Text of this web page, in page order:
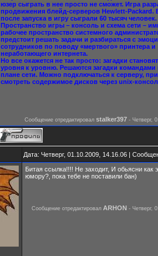
юзер сыграть в нее просто не сможет. Игра
продвижения блейд-серверов Hewlett-Packard.
после запуска в игру сыграли 60 тысяч человек.
Пространство игры – консоль и схема сети –
рабочее пространство системного
предстоит решать задачи и разбираться с
сотрудников по поводу «мертвого» принтера и
неработающего интернета.
Но все окажется не так просто: загадки
уровня к уровню. Решаются загадки командами
плане сети. Можно подключаться к серверу,
смотреть содержимое дисков через unix-
Сообщение отредактировал stalker397 - Четверг,
Дата: Четверг, 01.10.2009, 14.16.06 |
Битая ссылка!!!! Не заходит, И обьясни как
юмору?, пока тебе не поставили бан)
Сообщение отредактировал ARHON - Четверг,